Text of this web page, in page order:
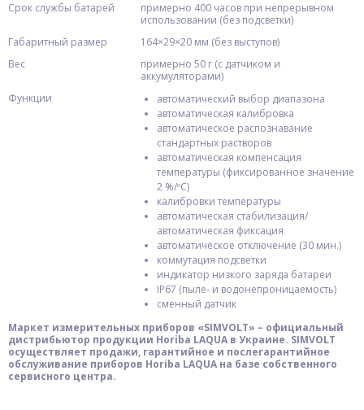
Срок службы батарей
примерно 400 часов при непрерывном
использовании (без подсветки)
Габаритный размер
164×29×20 мм (без выступов)
Вес
примерно 50 г (с датчиком и
аккумуляторами)
Функции
автоматический выбор диапазона
автоматическая калибровка
автоматическое распознавание
стандартных растворов
автоматическая компенсация
температуры (фиксированное значение
2 %/ºC)
калибровки температуры
автоматическая стабилизация/
автоматическая фиксация
автоматическое отключение (30 мин.)
коммутация подсветки
индикатор низкого заряда батареи
IP67 (пыле- и водонепроницаемость)
сменный датчик
Маркет измерительных приборов «SIMVOLT» – официальный
дистрибьютор продукции Horiba LAQUA в Украине. SIMVOLT
осуществляет продажи, гарантийное и послегарантийное
обслуживание приборов Horiba LAQUA на базе собственного
сервисного центра.